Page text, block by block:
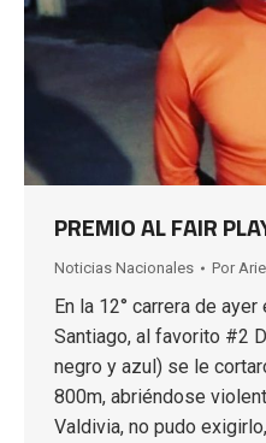
PREMIO AL FAIR
Noticias Nacionales Por
En la 12° carrera de
Santiago, al favorito #2
negro y azul) se le
800m, abriéndose
Valdivia, no pudo